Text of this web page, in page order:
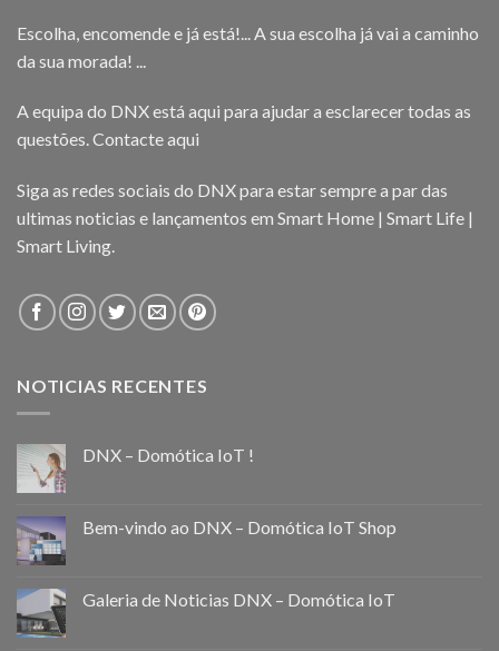
Escolha, encomende e já está!... A sua escolha já vai a caminho
da sua morada! ...
A equipa do DNX está aqui para ajudar a esclarecer todas as
questões.Contacte aqui
Siga as redes sociais do DNX para estar sempre a par das
ultimas noticias e lançamentos em Smart Home | Smart Life |
Smart Living.
NOTICIAS RECENTES
DNX – Domótica IoT !
Bem-vindo ao DNX – Domótica IoT Shop
Galeria de Noticias DNX – Domótica IoT